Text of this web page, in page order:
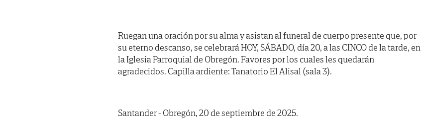
Ruegan una oración por su alma y asistan al funeral de cuerpo presente que, por
su eterno descanso, se celebrará HOY, SÁBADO, día 20, a las CINCO de la tarde, en
la Iglesia Parroquial de Obregón. Favores por los cuales les quedarán
agradecidos. Capilla ardiente: Tanatorio El Alisal (sala 3).
Santander - Obregón, 20 de septiembre de 2025.